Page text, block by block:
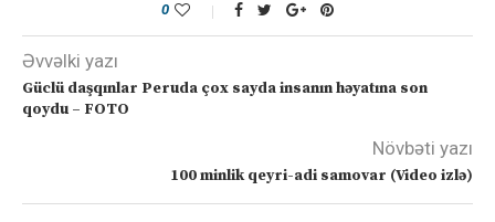
0
Əvvəlki yazı
Güclü daşqınlar Peruda çox sayda insanın həyatına son
qoydu – FOTO
Növbəti yazı
100 minlik qeyri-adi samovar (Video izlə)